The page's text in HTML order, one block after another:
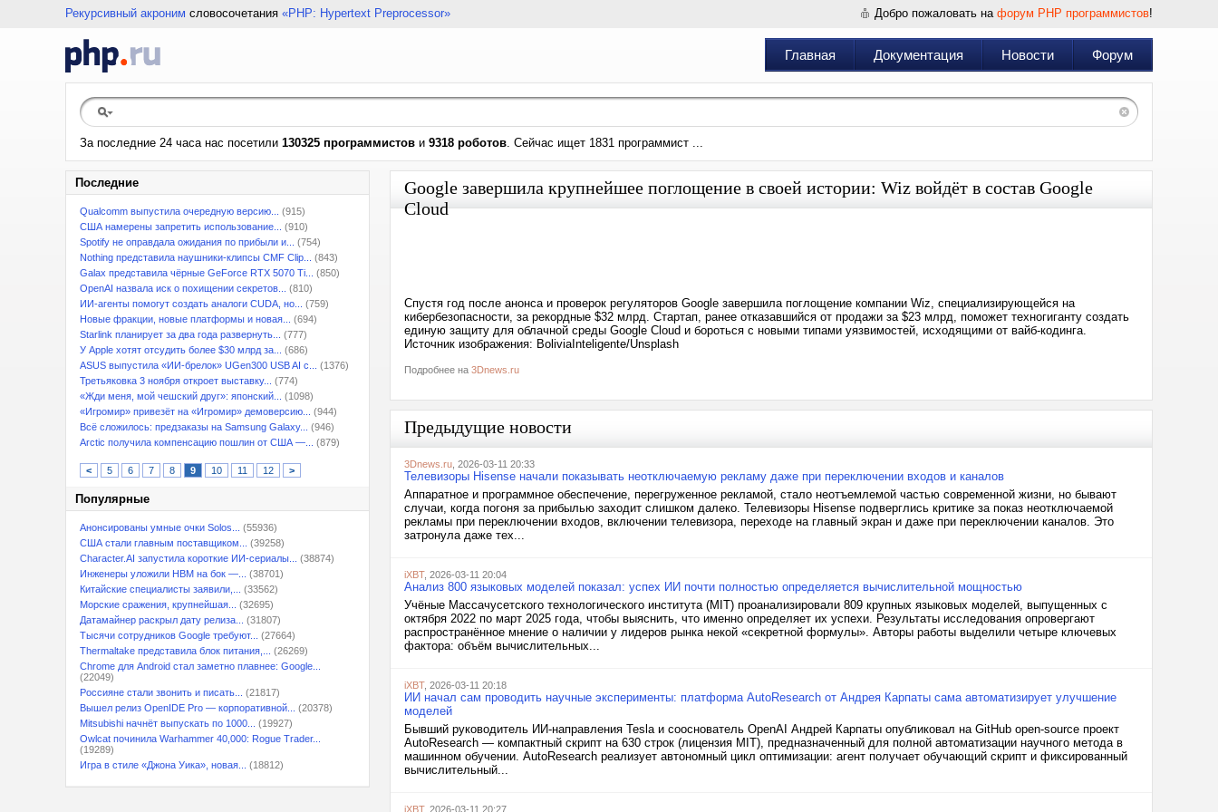
Рекурсивный акроним словосочетания «PHP: Hypertext Preprocessor» Добро пожаловать на форум PHP программистов!
Главная Документация Новости Форум
За последние 24 часа нас посетили 130325 программистов и 9318 роботов. Сейчас ищет 1831 программист ...
Последние
Qualcomm выпустила очередную версию...
(915)
США намерены запретить использование...
(910)
Spotify не оправдала ожидания по прибыли и...
(754)
Nothing представила наушники-клипсы CMF Clip...
(843)
Galax представила чёрные GeForce RTX 5070 Ti...
(850)
OpenAI назвала иск о похищении секретов...
(810)
ИИ-агенты помогут создать аналоги CUDA, но...
(759)
Новые фракции, новые платформы и новая...
(694)
Starlink планирует за два года развернуть...
(777)
У Apple хотят отсудить более $30 млрд за...
(686)
ASUS выпустила «ИИ-брелок» UGen300 USB AI с...
(1376)
Третьяковка 3 ноября откроет выставку...
(774)
«Жди меня, мой чешский друг»: японский...
(1098)
«Игромир» привезёт на «Игромир» демоверсию...
(944)
Всё сложилось: предзаказы на Samsung Galaxy...
(946)
Arctic получила компенсацию пошлин от США —...
(879)
< 5 6 7 8 9 10 11 12 >
Популярные
Анонсированы умные очки Solos...
(55936)
США стали главным поставщиком...
(39258)
Character.AI запустила короткие ИИ-сериалы...
(38874)
Инженеры уложили HBM на бок —...
(38701)
Китайские специалисты заявили,...
(33562)
Морские сражения, крупнейшая...
(32695)
Датамайнер раскрыл дату релиза...
(31807)
Тысячи сотрудников Google требуют...
(27664)
Thermaltake представила блок питания,...
(26269)
Chrome для Android стал заметно плавнее: Google...
(22049)
Россияне стали звонить и писать...
(21817)
Вышел релиз OpenIDE Pro — корпоративной...
(20378)
Mitsubishi начнёт выпускать по 1000...
(19927)
Owlcat починила Warhammer 40,000: Rogue Trader...
(19289)
Игра в стиле «Джона Уика», новая...
(18812)
Google завершила крупнейшее поглощение в своей истории: Wiz войдёт в состав Google
Cloud
Спустя год после анонса и проверок регуляторов Google завершила поглощение компании Wiz, специализирующейся на
кибербезопасности, за рекордные $32 млрд. Стартап, ранее отказавшийся от продажи за $23 млрд, поможет техногиганту создать
единую защиту для облачной среды Google Cloud и бороться с новыми типами уязвимостей, исходящими от вайб-кодинга.
Источник изображения: BoliviaInteligente/Unsplash
Подробнее на 3Dnews.ru
Предыдущие новости
3Dnews.ru , 2026-03-11 20:33
Телевизоры Hisense начали показывать неотключаемую рекламу даже при переключении входов и каналов
Аппаратное и программное обеспечение, перегруженное рекламой, стало неотъемлемой частью современной жизни, но бывают
случаи, когда погоня за прибылью заходит слишком далеко. Телевизоры Hisense подверглись критике за показ неотключаемой
рекламы при переключении входов, включении телевизора, переходе на главный экран и даже при переключении каналов. Это
затронула даже тех...
iXBT, 2026-03-11 20:04
Анализ 800 языковых моделей показал: успех ИИ почти полностью определяется вычислительной мощностью
Учёные Массачусетского технологического института (MIT) проанализировали 809 крупных языковых моделей, выпущенных с
октября 2022 по март 2025 года, чтобы выяснить, что именно определяет их успехи. Результаты исследования опровергают
распространённое мнение о наличии у лидеров рынка некой «секретной формулы». Авторы работы выделили четыре ключевых
фактора: объём вычислительных...
iXBT, 2026-03-11 20:18
ИИ начал сам проводить научные эксперименты: платформа AutoResearch от Андрея Карпаты сама автоматизирует улучшение
моделей
Бывший руководитель ИИ-направления Tesla и сооснователь OpenAI Андрей Карпаты опубликовал на GitHub open-source проект
AutoResearch — компактный скрипт на 630 строк (лицензия MIT), предназначенный для полной автоматизации научного метода в
машинном обучении. AutoResearch реализует автономный цикл оптимизации: агент получает обучающий скрипт и фиксированный
вычислительный...
iXBT, 2026-03-11 20:27